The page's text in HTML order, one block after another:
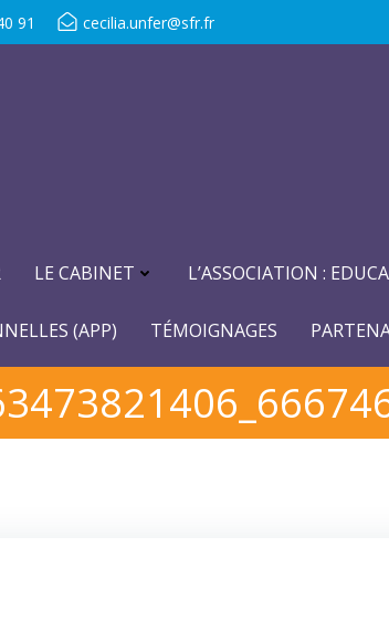
91 cecilia.unfer@sfr.fr
LE CABINET L’ASSOCIATION :
(APP) TÉMOIGNAGES